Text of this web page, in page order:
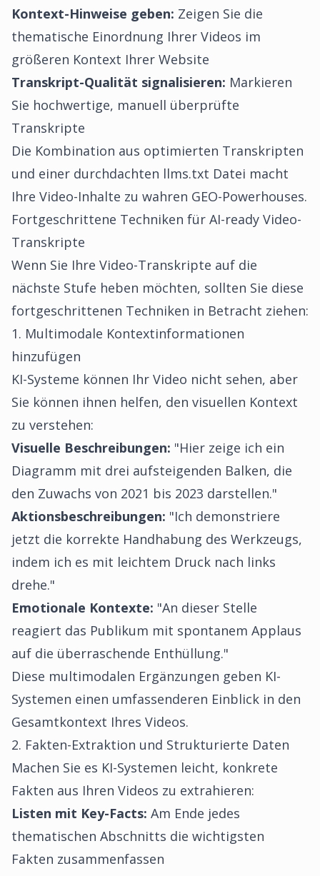
Kontext-Hinweise geben: Zeigen Sie die
thematische Einordnung Ihrer Videos im
größeren Kontext Ihrer Website
Transkript-Qualität signalisieren: Markieren
Sie hochwertige, manuell überprüfte
Transkripte
Die Kombination aus optimierten Transkripten
und einer durchdachten llms.txt Datei macht
Ihre Video-Inhalte zu wahren GEO-Powerhouses.
Fortgeschrittene Techniken für AI-ready Video-
Transkripte
Wenn Sie Ihre Video-Transkripte auf die
nächste Stufe heben möchten, sollten Sie diese
fortgeschrittenen Techniken in Betracht ziehen:
1. Multimodale Kontextinformationen
hinzufügen
KI-Systeme können Ihr Video nicht sehen, aber
Sie können ihnen helfen, den visuellen Kontext
zu verstehen:
Visuelle Beschreibungen: "Hier zeige ich ein
Diagramm mit drei aufsteigenden Balken, die
den Zuwachs von 2021 bis 2023 darstellen."
Aktionsbeschreibungen: "Ich demonstriere
jetzt die korrekte Handhabung des Werkzeugs,
indem ich es mit leichtem Druck nach links
drehe."
Emotionale Kontexte: "An dieser Stelle
reagiert das Publikum mit spontanem Applaus
auf die überraschende Enthüllung."
Diese multimodalen Ergänzungen geben KI-
Systemen einen umfassenderen Einblick in den
Gesamtkontext Ihres Videos.
2. Fakten-Extraktion und Strukturierte Daten
Machen Sie es KI-Systemen leicht, konkrete
Fakten aus Ihren Videos zu extrahieren:
Listen mit Key-Facts: Am Ende jedes
thematischen Abschnitts die wichtigsten
Fakten zusammenfassen